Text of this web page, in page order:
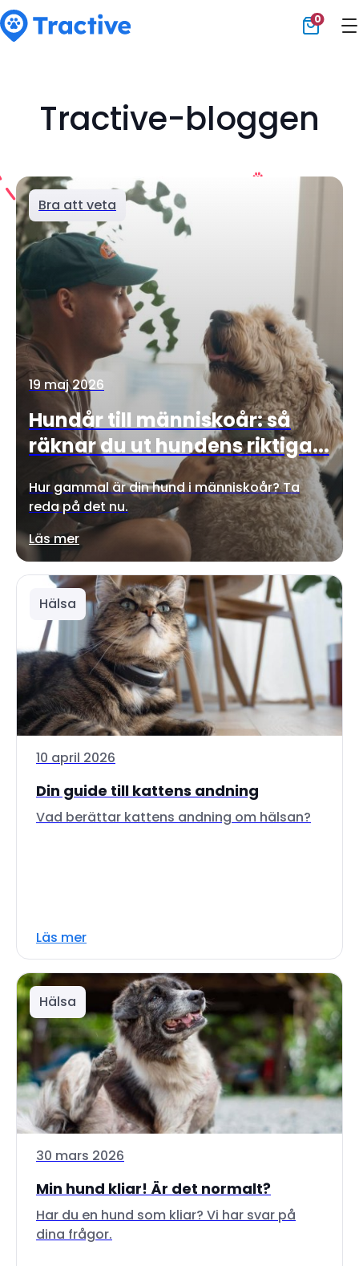
0
Tractive-bloggen
Bra att veta
19 maj 2026
Hundår till människoår: så
räknar du ut hundens riktiga...
Hur gammal är din hund i människoår? Ta
reda på det nu.
Läs mer
Hälsa
10 april 2026
Din guide till kattens andning
Vad berättar kattens andning om hälsan?
Läs mer
Hälsa
30 mars 2026
Min hund kliar! Är det normalt?
Har du en hund som kliar? Vi har svar på
dina frågor.